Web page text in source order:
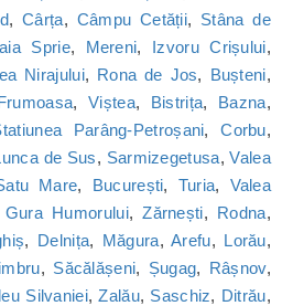
,Cârța, Câmpu Cetății, Stâna de
Sprie, Mereni, Izvoru Crișului,
Nirajului, Rona de Jos, Bușteni,
,Viștea, Bistrița, Bazna,
Parâng-Petroșani,Corbu,
de Sus, Sarmizegetusa,Valea
Mare, București, Turia, Valea
Gura Humorului,Zărnești, Rodna,
, Delnița, Măgura,Arefu, Lorău,
, Săcălășeni, Șugag, Râșnov,
Silvaniei,Zalău, Saschiz, Ditrău,